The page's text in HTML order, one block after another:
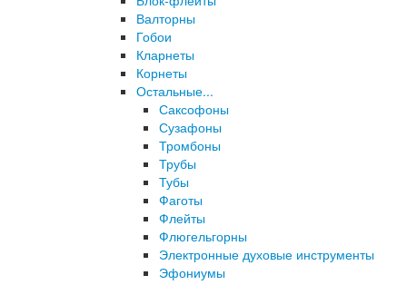
Валторны
Гобои
Кларнеты
Корнеты
Остальные...
Саксофоны
Сузафоны
Тромбоны
Трубы
Тубы
Фаготы
Флейты
Флюгельгорны
Электронные духовые инструменты
Эфониумы